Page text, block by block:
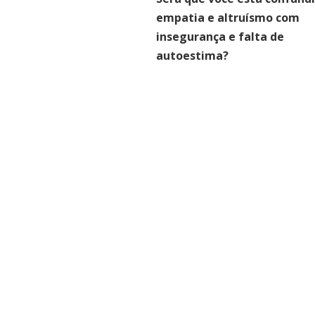
empatia e altruísmo com
insegurança e falta de
autoestima?